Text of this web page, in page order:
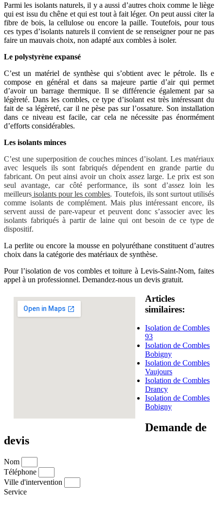
Parmi les isolants naturels, il y a aussi d’autres choix comme le liège
qui est issu du chêne et qui est tout à fait léger. On peut aussi citer la
fibre de bois, la cellulose ou encore la paille. Toutefois, pour tous
ces types d’isolants naturels il convient de se renseigner pour ne pas
faire un mauvais choix, non adapté aux combles à isoler.
Le polystyrène expansé
C’est un matériel de synthèse qui s’obtient avec le pétrole. Ils e
compose en général et dans sa majeure partie d’air qui permet
d’avoir un barrage thermique. Il se différencie également par sa
légèreté. Dans les combles, ce type d’isolant est très intéressant du
fait de sa légèreté, car il ne pèse pas sur l’ossature. Son installation
dans ce niveau est facile, car cela ne nécessite pas énormément
d’efforts considérables.
Les isolants minces
C’est une superposition de couches minces d’isolant. Les matériaux
avec lesquels ils sont fabriqués dépendent en grande partie du
fabricant. On peut ainsi avoir un choix assez large. Le prix est son
seul avantage, car côté performance, ils sont d’assez loin les
meilleurs isolants pour les combles. Toutefois, ils sont surtout utilisés
comme isolants de complément. Mais plus intéressant encore, ils
servent aussi de pare-vapeur et peuvent donc s’associer avec les
isolants fabriqués à partir de laine qui ont besoin de ce type de
dispositif.
La perlite ou encore la mousse en polyuréthane constituent d’autres
choix dans la catégorie des matériaux de synthèse.
Pour l’isolation de vos combles et toiture à Levis-Saint-Nom, faites
appel à un professionnel. Demandez-nous un devis gratuit.
Articles
similaires:
Isolation de Combles
93
Isolation de Combles
Bobigny
Isolation de Combles
Vaujours
Isolation de Combles
Drancy
Isolation de Combles
Bobigny
Demande de
devis
Nom
Téléphone
Ville d'intervention
Service